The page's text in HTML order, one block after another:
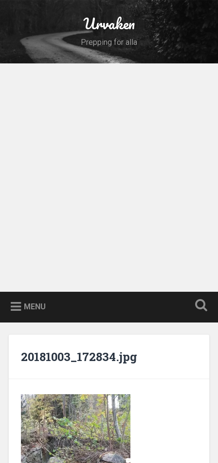
Urvaken
Prepping för alla
MENU
20181003_172834.jpg